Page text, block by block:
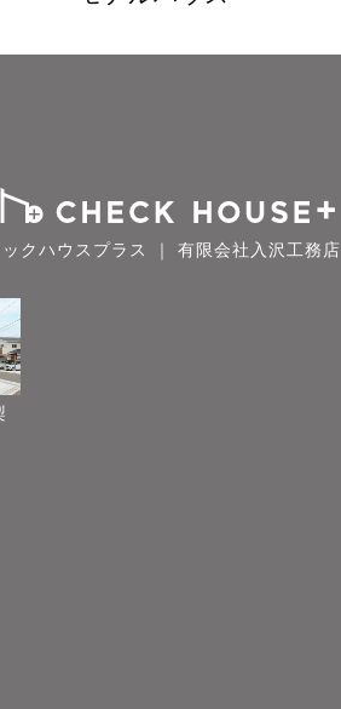
ックハウスプラス ｜ 有限会社入沢工務店